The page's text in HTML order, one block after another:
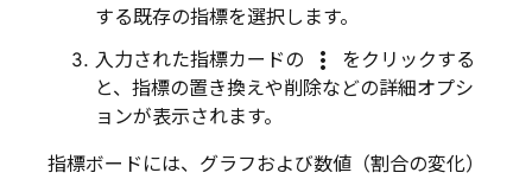
する既存の指標を選択します。
入力された指標カードの
more_vert
をクリックする
と、指標の置き換えや削除などの詳細オプシ
ョンが表示されます。
指標ボードには、グラフおよび数値（割合の変化）